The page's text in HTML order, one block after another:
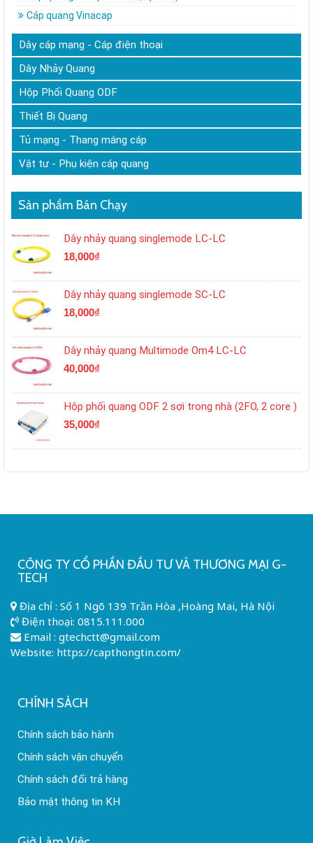
Cáp quang Vinacap
Dây cáp mạng - Cáp điện thoại
Dây Nhảy Quang
Hộp Phối Quang ODF
Thiết Bị Quang
Tủ mạng - Thang máng cáp
Vật tư - Phụ kiện cáp quang
Sản phẩm Bán Chạy
Dây nhảy quang singlemode LC-LC
18,000₫
Dây nhảy quang singlemode SC-LC
18,000₫
Dây nhảy quang Multimode Om4 LC-LC
40,000₫
Hộp phối quang ODF 2 sợi trong nhà (2FO, 2 core )
35,000₫
CÔNG TY CỔ PHẦN ĐẦU TƯ VÀ THƯƠNG MẠI G-
TECH
Địa chỉ : Số 1 Ngõ 139 Trần Hòa ,Hoàng Mai, Hà Nội
Điện thoại: 0815.111.000
Email : gtechctt@gmail.com
Website: https://capthongtin.com/
CHÍNH SÁCH
Chính sách bảo hành
Chính sách vận chuyển
Chính sách đổi trả hàng
Bảo mật thông tin KH